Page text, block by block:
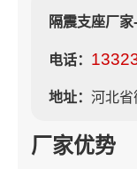
隔震支座厂
电话：
地址： 河北省
厂家优势